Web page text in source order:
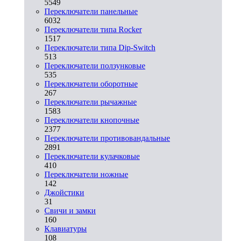
5549
Переключатели панельные
6032
Переключатели типа Rocker
1517
Переключатели типа Dip-Switch
513
Переключатели ползунковые
535
Переключатели оборотные
267
Переключатели рычажные
1583
Переключатели кнопочные
2377
Переключатели противовандальные
2891
Переключатели кулачковые
410
Переключатели ножные
142
Джойстики
31
Свичи и замки
160
Клавиатуры
108